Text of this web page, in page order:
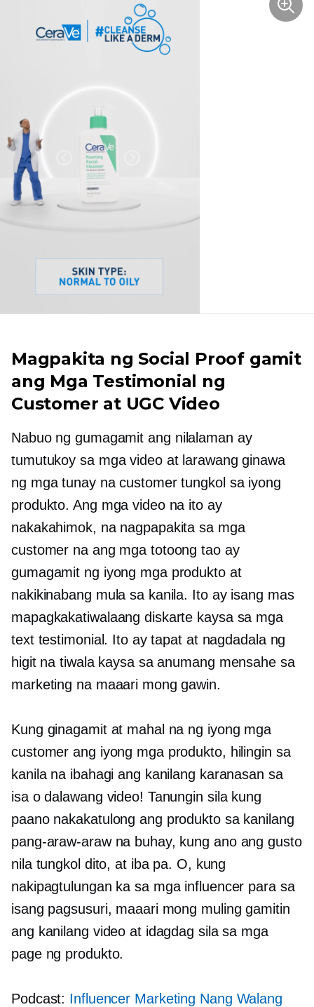
Magpakita ng Social Proof gamit
ang Mga Testimonial ng
Customer at UGC Video
Nabuo ng gumagamit ang nilalaman ay
tumutukoy sa mga video at larawang ginawa
ng mga tunay na customer tungkol sa iyong
produkto. Ang mga video na ito ay
nakakahimok, na nagpapakita sa mga
customer na ang mga totoong tao ay
gumagamit ng iyong mga produkto at
nakikinabang mula sa kanila. Ito ay isang mas
mapagkakatiwalaang diskarte kaysa sa mga
text testimonial. Ito ay tapat at nagdadala ng
higit na tiwala kaysa sa anumang mensahe sa
marketing na maaari mong gawin.
Kung ginagamit at mahal na ng iyong mga
customer ang iyong mga produkto, hilingin sa
kanila na ibahagi ang kanilang karanasan sa
isa o dalawang video! Tanungin sila kung
paano nakakatulong ang produkto sa kanilang
pang-araw-araw na buhay, kung ano ang gusto
nila tungkol dito, at iba pa. O, kung
nakipagtulungan ka sa mga influencer para sa
isang pagsusuri, maaari mong muling gamitin
ang kanilang video at idagdag sila sa mga
page ng produkto.
Podcast: Influencer Marketing Nang Walang